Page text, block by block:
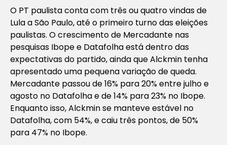
O PT paulista conta com três ou quatro vindas de
Lula a São Paulo, até o primeiro turno das eleições
paulistas. O crescimento de Mercadante nas
pesquisas Ibope e Datafolha está dentro das
expectativas do partido, ainda que Alckmin tenha
apresentado uma pequena variação de queda.
Mercadante passou de 16% para 20% entre julho e
agosto no Datafolha e de 14% para 23% no Ibope.
Enquanto isso, Alckmin se manteve estável no
Datafolha, com 54%, e caiu três pontos, de 50%
para 47% no Ibope.